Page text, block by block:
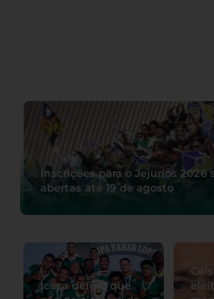
Inscrições para o Jejunos 2026
abertas até 19 de agosto
Icasa define que